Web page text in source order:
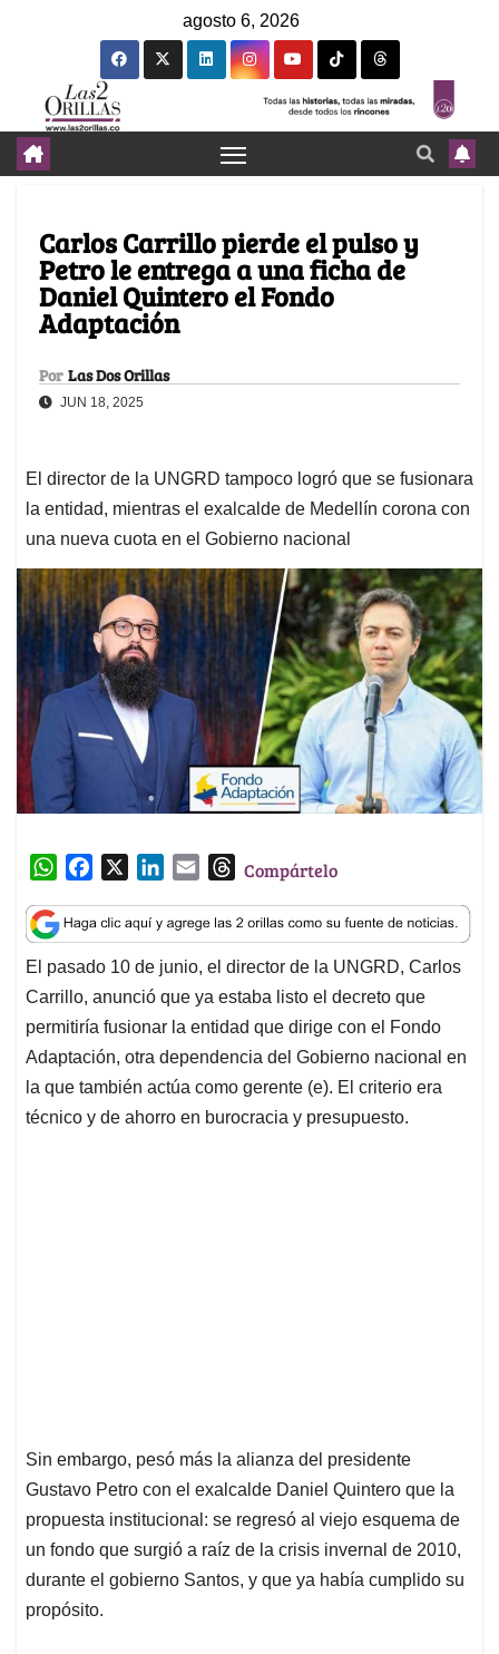
agosto 6, 2026
Carlos Carrillo pierde el pulso y
Petro le entrega a una ficha de
Daniel Quintero el Fondo
Adaptación
Por Las Dos Orillas
JUN 18, 2025
El director de la UNGRD tampoco logró que se fusionara
la entidad, mientras el exalcalde de Medellín corona con
una nueva cuota en el Gobierno nacional
W
a
t
s
A
p
p
c
e
b
o
o
k
n
k
e
d
I
n
a
i
l
T
r
e
a
d
s
Compártelo
El pasado 10 de junio, el director de la UNGRD, Carlos
Carrillo, anunció que ya estaba listo el decreto que
permitiría fusionar la entidad que dirige con el Fondo
Adaptación, otra dependencia del Gobierno nacional en
la que también actúa como gerente (e). El criterio era
técnico y de ahorro en burocracia y presupuesto.
Sin embargo, pesó más la alianza del presidente
Gustavo Petro con el exalcalde Daniel Quintero que la
propuesta institucional: se regresó al viejo esquema de
un fondo que surgió a raíz de la crisis invernal de 2010,
durante el gobierno Santos, y que ya había cumplido su
propósito.